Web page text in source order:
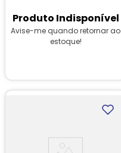
Produto Indisponível
Avise-me quando retornar ao
estoque!